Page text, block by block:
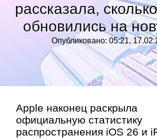
рассказала,
обновились на
Опубликовано: 05:21,
Apple наконец раскрыла
официальную статистику
распространения iOS 26 и
Рубрики»
»
Контакт